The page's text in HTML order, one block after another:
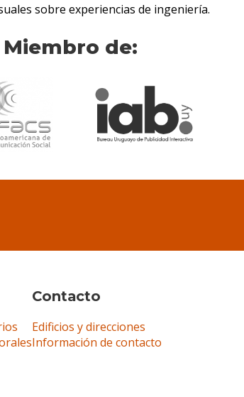
sobre experiencias de ingeniería.
Miembro de:
Contacto
Edificios y direcciones
Información de contacto